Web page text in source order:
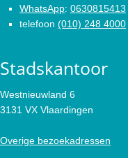
WhatsApp: 0630815413
telefoon (010) 248 4000
Stadskantoor
Westnieuwland 6
3131 VX Vlaardingen
Overige bezoekadressen